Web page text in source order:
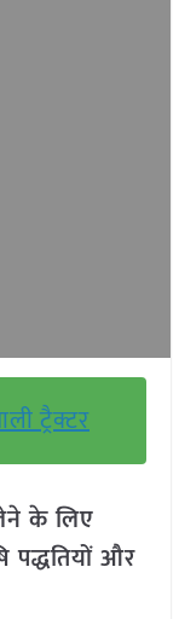
ट्रैक्टर
के लिए
और